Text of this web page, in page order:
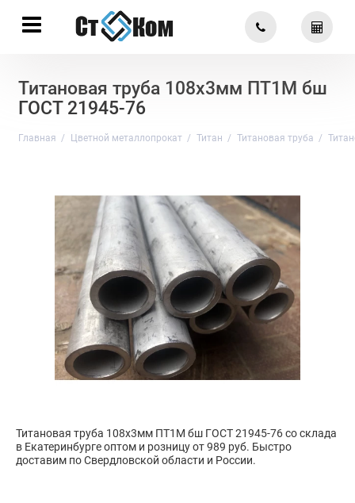
Титановая труба 108х3мм ПТ1М бш
ГОСТ 21945-76
Главная Цветной металлопрокат Титан Титановая труба
Титановая труба 108х3мм ПТ1М бш ГОСТ 21945-76 со склада
в Екатеринбурге оптом и розницу от 989 руб. Быстро
доставим по Свердловской области и России.